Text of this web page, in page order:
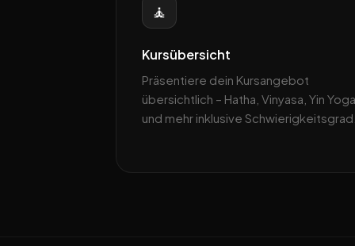
🧘
Kursübersicht
Präsentiere dein Kursangebot
übersichtlich – Hatha, Vinyasa, Yin Yoga
und mehr inklusive Schwierigkeitsgrad.